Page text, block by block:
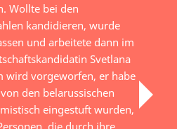
Wollte bei den
kandidieren, wurde
und arbeitete dann im
Svetlana
wird vorgeworfen, er habe
den belarussischen
eingestuft wurden,